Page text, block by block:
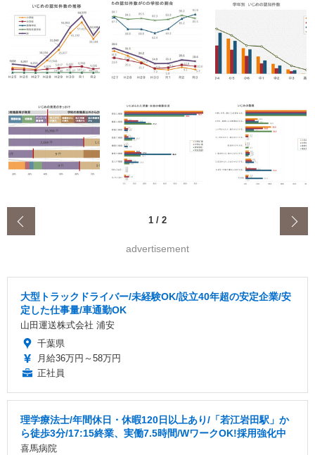
1 / 2
advertisement
大型トラックドライバー/未経験OK/設立40年超の安定企業/安
定した仕事量/車通勤OK
山田運送株式会社 浦安
千葉県
月給36万円～58万円
正社員
理学療法士/年間休日・休暇120日以上あり/「若江岩田駅」か
ら徒歩3分/17:15終業、実働7.5時間/WワークOK!採用強化中
喜馬病院